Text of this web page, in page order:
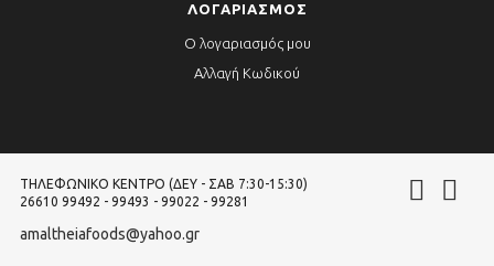
ΛΟΓΑΡΙΑΣΜΌΣ
Ο λογαριασμός μου
Αλλαγή Κωδικού
ΤΗΛΕΦΩΝΙΚΌ ΚΈΝΤΡΟ (ΔΕΥ - ΣΑΒ 7:30-15:30)
26610 99492 - 99493 - 99022 - 99281
amaltheiafoods@yahoo.gr